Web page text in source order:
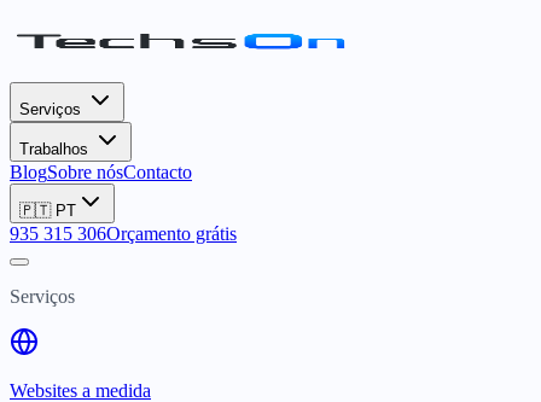
Serviços
Trabalhos
BlogSobre nósContacto
🇵🇹 PT
935 315 306Orçamento grátis
Serviços
Websites a medida